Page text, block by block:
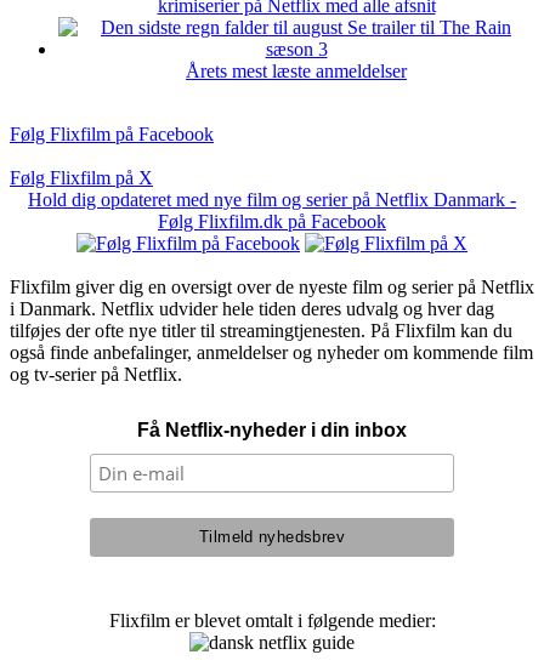
krimiserier på Netflix med alle afsnit
Årets mest læste anmeldelser
Følg Flixfilm på Facebook
Følg Flixfilm på X
Hold dig opdateret med nye film og serier på Netflix Danmark -
Følg Flixfilm.dk på Facebook
Flixfilm giver dig en oversigt over de nyeste film og serier på Netflix
i Danmark. Netflix udvider hele tiden deres udvalg og hver dag
tilføjes der ofte nye titler til streamingtjenesten. På Flixfilm kan du
også finde anbefalinger, anmeldelser og nyheder om kommende film
og tv-serier på Netflix.
Få Netflix-nyheder i din inbox
Flixfilm er blevet omtalt i følgende medier: